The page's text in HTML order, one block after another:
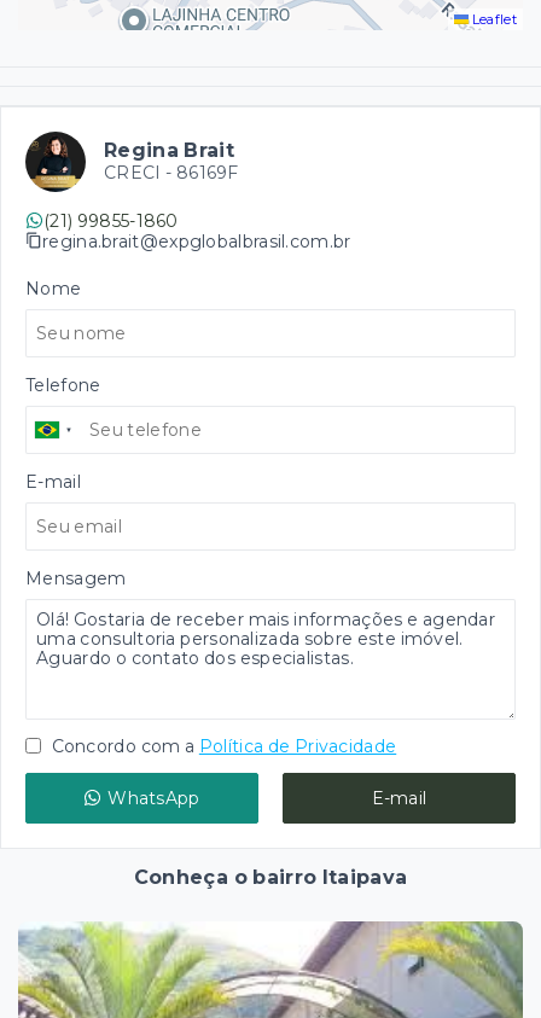
Leaflet
Regina Brait
CRECI - 86169F
(21) 99855-1860
regina.brait@expglobalbrasil.com.br
Nome
Telefone
E-mail
Mensagem
Concordo com a Política de Privacidade
WhatsApp E-mail
Conheça o bairro Itaipava